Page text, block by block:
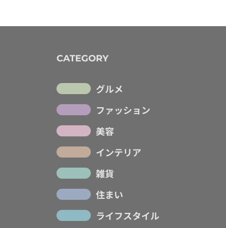
CATEGORY
グルメ
ファッション
美容
インテリア
雑貨
住まい
ライフスタイル